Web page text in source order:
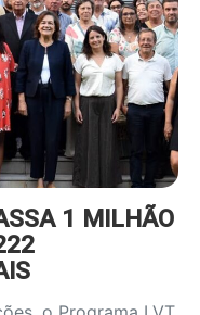
1 MILHÃO